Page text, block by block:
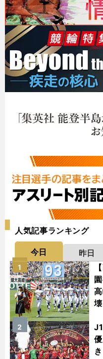
人気記事ランキング
今日 昨日
1
2